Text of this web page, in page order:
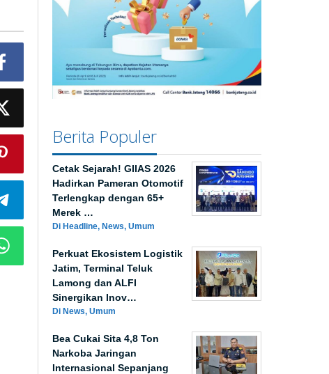
Berita Populer
Cetak Sejarah! GIIAS 2026
Hadirkan Pameran Otomotif
Terlengkap dengan 65+
Merek …
Di Headline, News, Umum
Perkuat Ekosistem Logistik
Jatim, Terminal Teluk
Lamong dan ALFI
Sinergikan Inov…
Di News, Umum
Bea Cukai Sita 4,8 Ton
Narkoba Jaringan
Internasional Sepanjang